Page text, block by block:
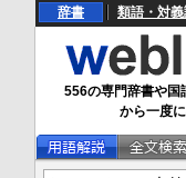
辞書 類語・対
556の専門辞書や国
から一度